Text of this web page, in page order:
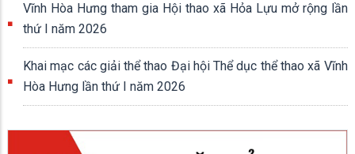
Vĩnh Hòa Hưng tham gia Hội thao xã Hỏa Lựu mở rộng lần
thứ I năm 2026
Khai mạc các giải thể thao Đại hội Thể dục thể thao xã Vĩnh
Hòa Hưng lần thứ I năm 2026